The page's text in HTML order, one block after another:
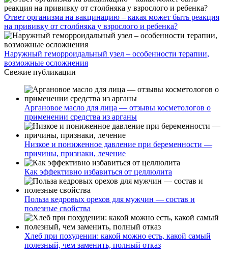
Ответ организма на вакцинацию – какая может быть реакция
на прививку от столбняка у взрослого и ребенка?
Наружный геморроидальный узел – особенности терапии,
возможные осложнения
Свежие публикации
Аргановое масло для лица — отзывы косметологов о
применении средства из арганы
Низкое и пониженное давление при беременности —
причины, признаки, лечение
Как эффективно избавиться от целлюлита
Польза кедровых орехов для мужчин — состав и
полезные свойства
Хлеб при похудении: какой можно есть, какой самый
полезный, чем заменить, полный отказ